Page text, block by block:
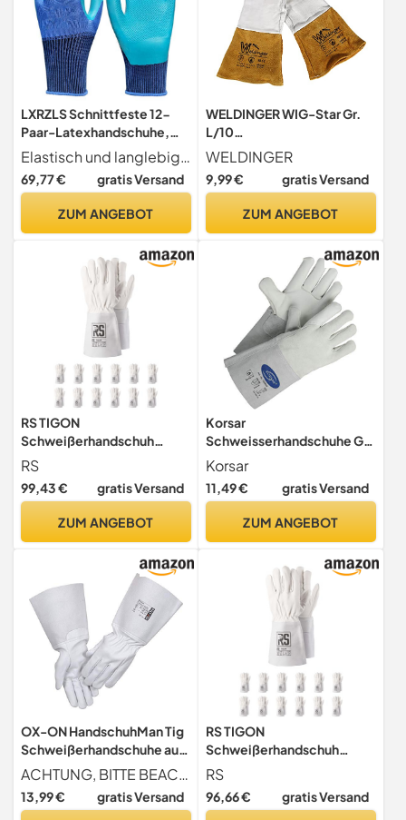
LXRZLS Schnittfeste 12-
Paar-Latexhandschuhe,
Arbeitsschutzhandschuhe,
Schweißerhandschuhe,
Holzschnitzerei, Fahren und
Elastisch und langlebig, bietet es hervorragende Fingerfertigkeit, Beständigkeit gegen Schneiden, Abrieb und Riss.
69,77 € gratis Versand
ZUM ANGEBOT
WELDINGER WIG-Star Gr.
L/10
Schweißerhandschuhe
Premium-Qualität feines
Leder mit Stulpen
WELDINGER
9,99 € gratis Versand
ZUM ANGEBOT
RS TIGON
Schweißerhandschuh
MontageHandschuhe aus
Rindsleder/Größe 11, 12
Paar/Weiß/Arbeitshandsch
Leder/Lederhandschuhe
RS
99,43 € gratis Versand
ZUM ANGEBOT
Korsar
Schweisserhandschuhe Gr.
10 und 12, Leder, EN 12477,
Schweisserhandschu
(Größe 12)
Korsar
11,49 € gratis Versand
ZUM ANGEBOT
OX-ON HandschuhMan Tig
Schweißerhandschuhe aus
weichem Leder lang
Rosenhandschuhe Gr. 7-12
(8/M)
ACHTUNG, BITTE BEACHTEN Liefermenge 1 Paar ( 2er Pack 1 Stück rechts und 1 Stück links)
13,99 € gratis Versand
RS TIGON
Schweißerhandschuh
MontageHandschuhe aus
Rindsleder/Größe 09, 12
Paar/Weiß/Arbeitshandsch
RS
96,66 € gratis Versand